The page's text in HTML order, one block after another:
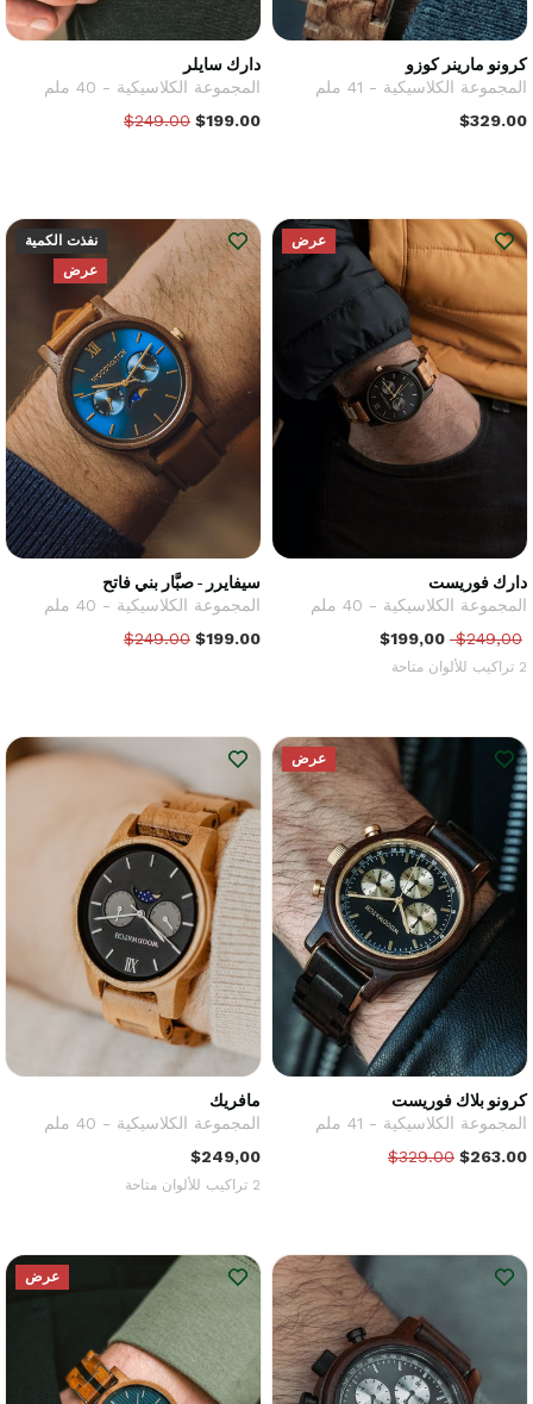
كرونو مارينر كوزو
المجموعة الكلاسيكية - 41 ملم
$329.00
دارك سايلر
المجموعة الكلاسيكية - 40 ملم
$249.00 $199.00
عرض
دارك فوريست
المجموعة الكلاسيكية - 40 ملم
$249,00
$199,00
2 تراكيب للألوان متاحة
نفذت الكمية
عرض
سيفايرر - صبَّار بني فاتح
المجموعة الكلاسيكية - 40 ملم
$249.00 $199.00
عرض
كرونو بلاك فوريست
المجموعة الكلاسيكية - 41 ملم
$329.00 $263.00
مافريك
المجموعة الكلاسيكية - 40 ملم
$249,00
2 تراكيب للألوان متاحة
عرض